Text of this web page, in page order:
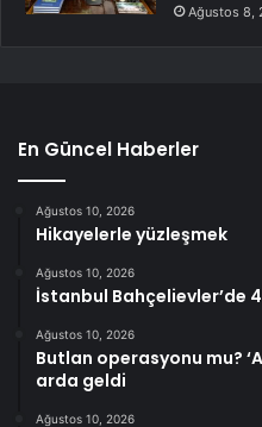
Ağustos 8,
En Güncel Haberler
Ağustos 10, 2026
Hikayelerle yüzleşmek
Ağustos 10, 2026
İstanbul Bahçelievler’de
Ağustos 10, 2026
Butlan operasyonu mu?
arda geldi
Ağustos 10, 2026